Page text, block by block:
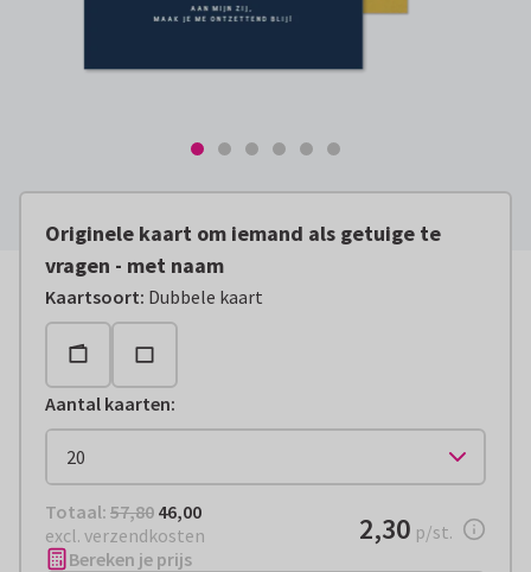
Originele kaart om iemand als getuige te
vragen - met naam
Kaartsoort: Dubbele kaart
Aantal kaarten:
Totaal: € 46,00
Totaal: 57,80 46,00
excl. verzendkosten
€ 2,30per stuk
2,30 p/st.
Bereken je prijs